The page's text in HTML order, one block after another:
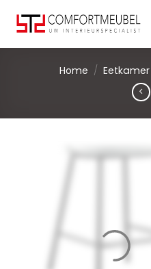
content
Home / Eetkamer